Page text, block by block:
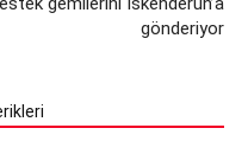
gönderiyor